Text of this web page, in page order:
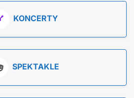
KONCERTY
SPEKTAKLE